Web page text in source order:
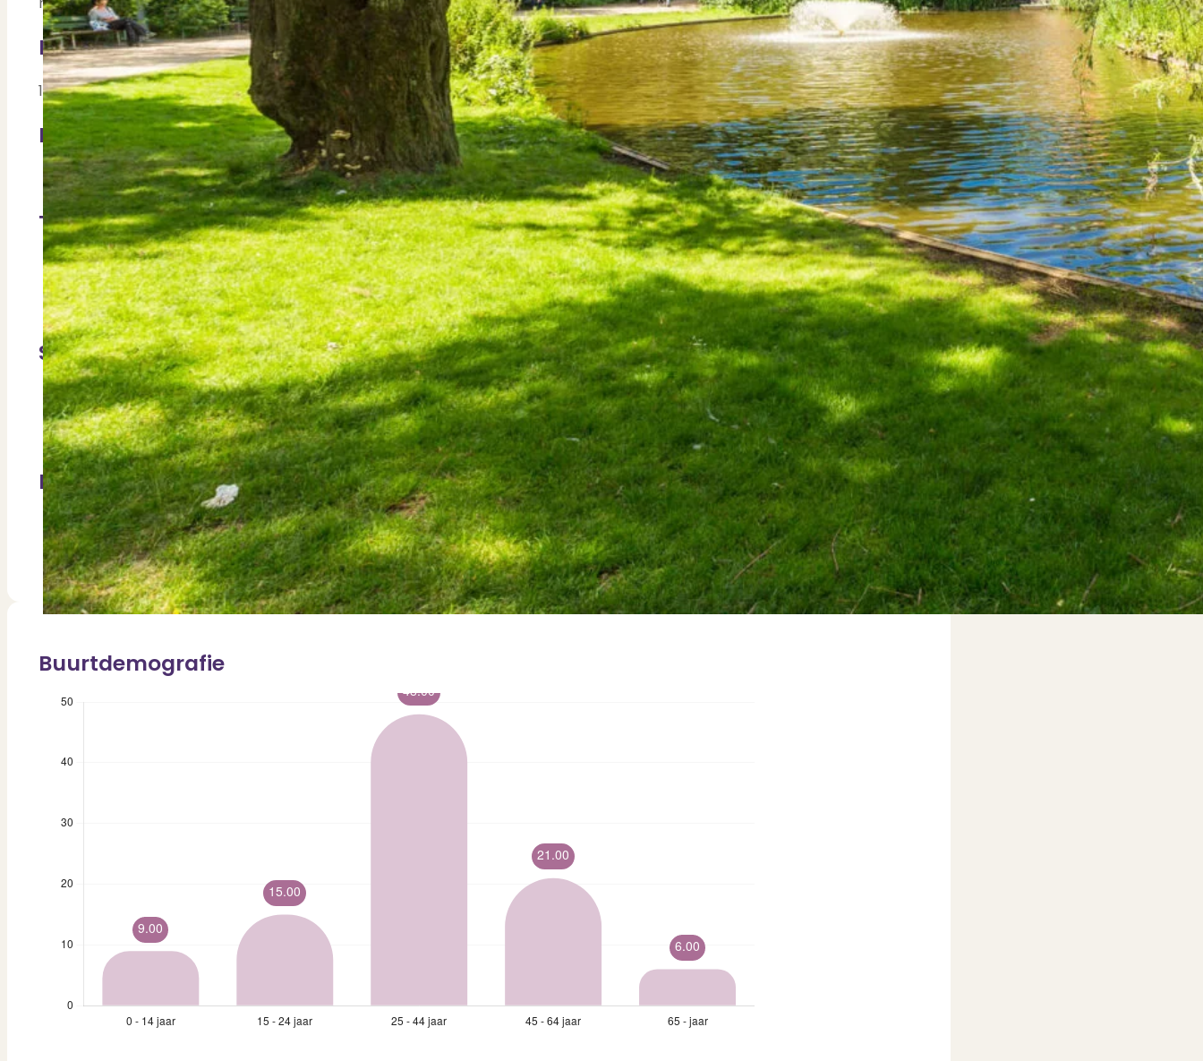
ContactBekijk Vestigingen
Kenmerken Oude Pijp
19e eeuw | Gezelligheid| Restaurants | Woonwijk
Populair bij
Singles
Te doen in de buurt
Naar deAlbert Cuypmarkt
Drinken of wat eten bij de talloze restaurantjes.
Naar het Sarphati Park
Scholen
Oscar Carré
De Avonturijn
9e Montessorischool De Scholekster
In de directe omgeving
Albert Cuypmarkt
Sarphatipark
Buurtdemografie